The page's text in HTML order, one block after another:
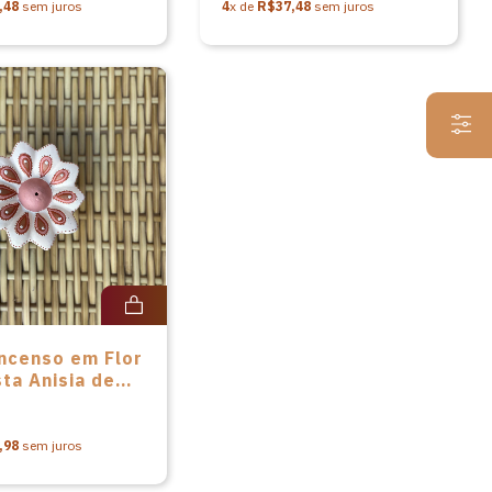
sem juros 4x de R$37,48sem juros
em Flor
Anisia de
sem juros